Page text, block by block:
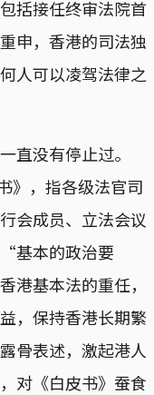
括接任终审法院首
申，香港的司法独
人可以凌驾法律之
没有停止过。
》，指各级法官司
会成员、立法会议
基本的政治要
基本法的重任，
，保持香港长期繁
骨表述，激起港人
对《白皮书》蚕食